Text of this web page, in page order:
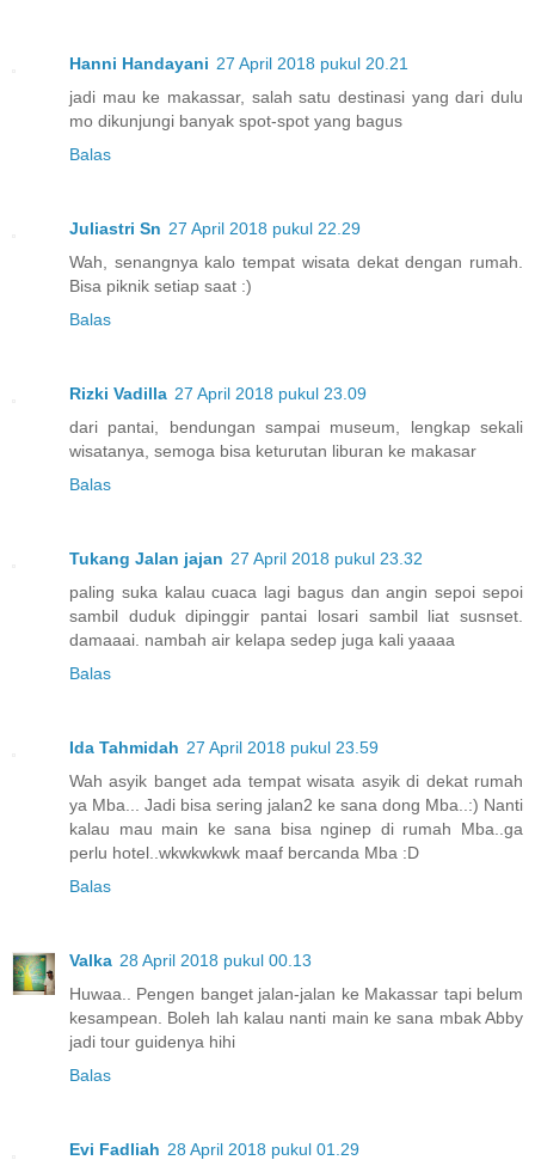
Hanni Handayani 27 April 2018 pukul 20.21
jadi mau ke makassar, salah satu destinasi yang dari dulu
mo dikunjungi banyak spot-spot yang bagus
Balas
Juliastri Sn 27 April 2018 pukul 22.29
Wah, senangnya kalo tempat wisata dekat dengan rumah.
Bisa piknik setiap saat :)
Balas
Rizki Vadilla 27 April 2018 pukul 23.09
dari pantai, bendungan sampai museum, lengkap sekali
wisatanya, semoga bisa keturutan liburan ke makasar
Balas
Tukang Jalan jajan 27 April 2018 pukul 23.32
paling suka kalau cuaca lagi bagus dan angin sepoi sepoi
sambil duduk dipinggir pantai losari sambil liat susnset.
damaaai. nambah air kelapa sedep juga kali yaaaa
Balas
Ida Tahmidah 27 April 2018 pukul 23.59
Wah asyik banget ada tempat wisata asyik di dekat rumah
ya Mba... Jadi bisa sering jalan2 ke sana dong Mba..:) Nanti
kalau mau main ke sana bisa nginep di rumah Mba..ga
perlu hotel..wkwkwkwk maaf bercanda Mba :D
Balas
Valka 28 April 2018 pukul 00.13
Huwaa.. Pengen banget jalan-jalan ke Makassar tapi belum
kesampean. Boleh lah kalau nanti main ke sana mbak Abby
jadi tour guidenya hihi
Balas
Evi Fadliah 28 April 2018 pukul 01.29